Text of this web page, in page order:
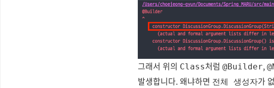
그래서 위의 Class처럼 @Builder,
발생합니다. 왜냐하면 전체 생성자가